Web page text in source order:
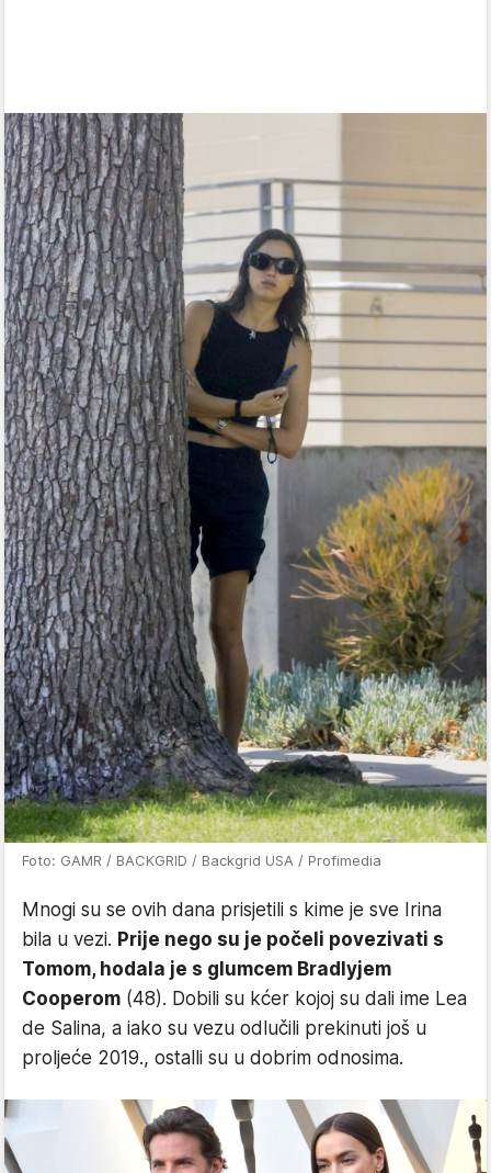
Foto: GAMR / BACKGRID / Backgrid USA / Profimedia
Mnogi su se ovih dana prisjetili s kime je sve Irina
bila u vezi. Prije nego su je počeli povezivati s
Tomom, hodala je s glumcem Bradlyjem
Cooperom (48). Dobili su kćer kojoj su dali ime Lea
de Salina, a iako su vezu odlučili prekinuti još u
proljeće 2019., ostalli su u dobrim odnosima.